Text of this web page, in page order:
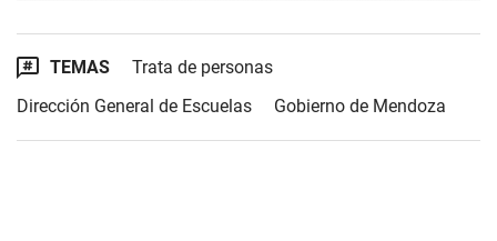
TEMAS
Trata de personas
Dirección General de Escuelas
Gobierno de Mendoza